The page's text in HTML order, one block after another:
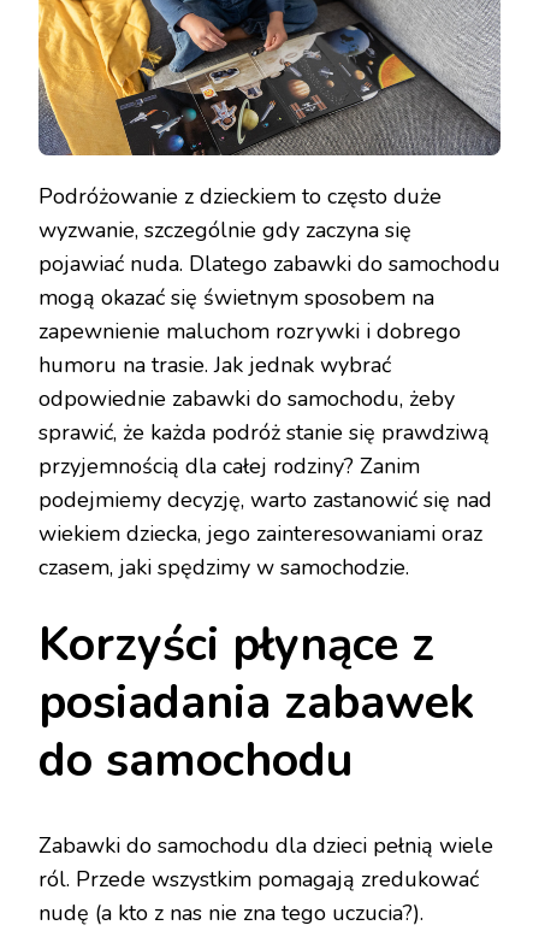
Podróżowanie z dzieckiem to często duże
wyzwanie, szczególnie gdy zaczyna się
pojawiać nuda. Dlatego zabawki do samochodu
mogą okazać się świetnym sposobem na
zapewnienie maluchom rozrywki i dobrego
humoru na trasie. Jak jednak wybrać
odpowiednie zabawki do samochodu, żeby
sprawić, że każda podróż stanie się prawdziwą
przyjemnością dla całej rodziny? Zanim
podejmiemy decyzję, warto zastanowić się nad
wiekiem dziecka, jego zainteresowaniami oraz
czasem, jaki spędzimy w samochodzie.
Korzyści płynące z
posiadania zabawek
do samochodu
Zabawki do samochodu dla dzieci pełnią wiele
ról. Przede wszystkim pomagają zredukować
nudę (a kto z nas nie zna tego uczucia?).